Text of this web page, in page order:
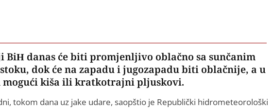
BiH danas će biti promjenljivo oblačno sa sunčanim
dok će na zapadu i jugozapadu biti oblačnije, a u
mogući kiša ili kratkotrajni pljuskovi.
tokom dana uz jake udare, saopštio je Republički hidrometeorološki